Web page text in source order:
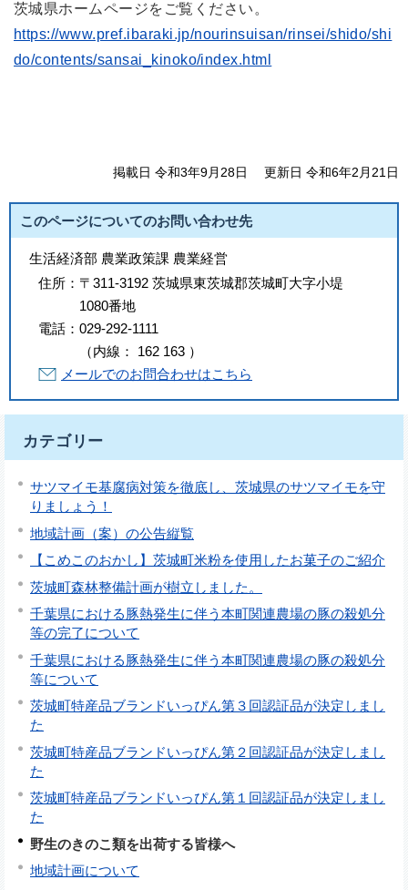
茨城県ホームページをご覧ください。
https://www.pref.ibaraki.jp/nourinsuisan/rinsei/shido/shi
do/contents/sansai_kinoko/index.html
掲載日 令和3年9月28日 更新日 令和6年2月21日
このページについてのお問い合わせ先
生活経済部 農業政策課 農業経営
住所： 〒311-3192 茨城県東茨城郡茨城町大字小堤
1080番地
電話： 029-292-1111
（内線 ： 162 163 ）
メールでのお問合わせはこちら
カテゴリー
サツマイモ基腐病対策を徹底し、茨城県のサツマイモを守
りましょう！
地域計画（案）の公告縦覧
【こめこのおかし】茨城町米粉を使用したお菓子のご紹介
茨城町森林整備計画が樹立しました。
千葉県における豚熱発生に伴う本町関連農場の豚の殺処分
等の完了について
千葉県における豚熱発生に伴う本町関連農場の豚の殺処分
等について
茨城町特産品ブランドいっぴん第３回認証品が決定しまし
た
茨城町特産品ブランドいっぴん第２回認証品が決定しまし
た
茨城町特産品ブランドいっぴん第１回認証品が決定しまし
た
野生のきのこ類を出荷する皆様へ
地域計画について